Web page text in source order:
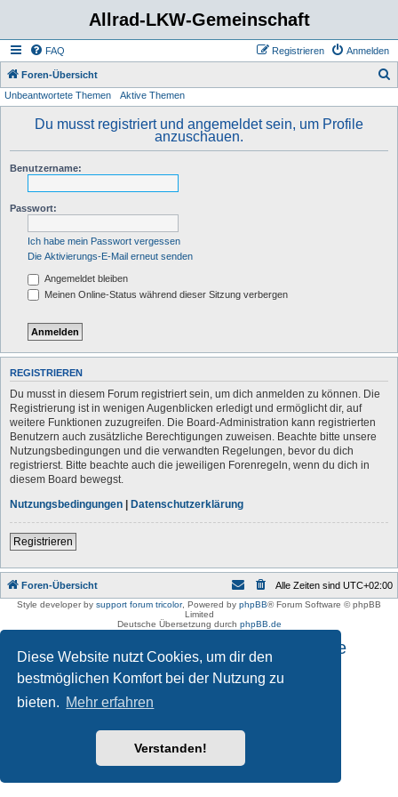
Diese Website nutzt Cookies, um dir den
bestmöglichen Komfort bei der Nutzung zu
bieten. Mehr erfahren
Verstanden!
Allrad-LKW-Gemeinschaft
FAQ Anmelden
Registrieren
Foren-Übersicht
Unbeantwortete Themen Aktive Themen
Du musst registriert und angemeldet sein, um Profile
anzuschauen.
Benutzername:
Passwort:
Ich habe mein Passwort vergessen
Die Aktivierungs-E-Mail erneut senden
Angemeldet bleiben
Meinen Online-Status während dieser Sitzung verbergen
REGISTRIEREN
Du musst in diesem Forum registriert sein, um dich anmelden zu können. Die
Registrierung ist in wenigen Augenblicken erledigt und ermöglicht dir, auf
weitere Funktionen zuzugreifen. Die Board-Administration kann registrierten
Benutzern auch zusätzliche Berechtigungen zuweisen. Beachte bitte unsere
Nutzungsbedingungen und die verwandten Regelungen, bevor du dich
registrierst. Bitte beachte auch die jeweiligen Forenregeln, wenn du dich in
diesem Board bewegst.
Nutzungsbedingungen | Datenschutzerklärung
Registrieren
Foren-Übersicht Alle Zeiten sind UTC+02:00
Style developer by support forum tricolor, Powered by phpBB® Forum Software © phpBB
Limited
Deutsche Übersetzung durch phpBB.de
Impressum und Datenschutzhinweise